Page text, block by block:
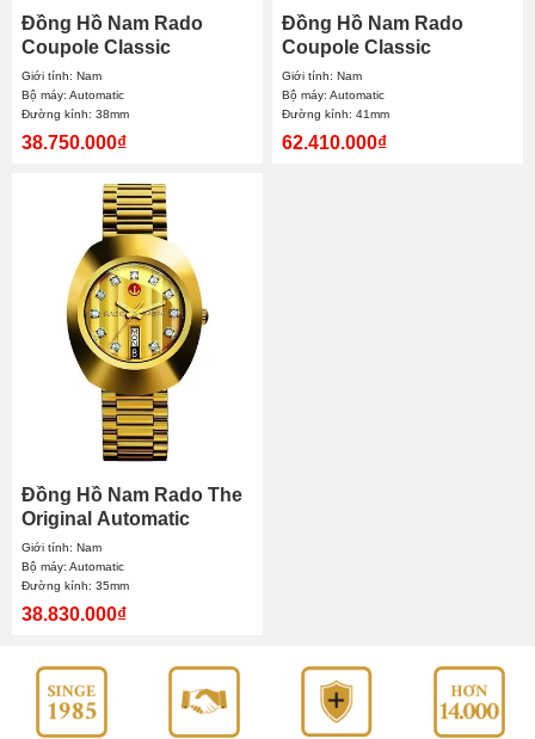
Đồng Hồ Nam Rado
Coupole Classic
Automatic R22860153
38mm
Giới tính: Nam
Bộ máy: Automatic
Đường kính: 38mm
38.750.000₫
Đồng Hồ Nam Rado
Coupole Classic
Automatic R22881165
41mm
Giới tính: Nam
Bộ máy: Automatic
Đường kính: 41mm
62.410.000₫
Đồng Hồ Nam Rado The
Original Automatic
R12413493 35mm
Giới tính: Nam
Bộ máy: Automatic
Đường kính: 35mm
38.830.000₫